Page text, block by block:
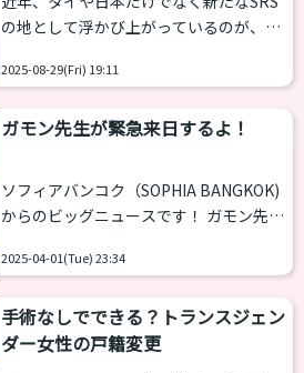
（https://aquabeauty.co.jp/）に病院ご
との違い、日本と海外の違いについて答
えていただきました。 乙女塾編集部（以
下略）ーー 現在、SRSを行っている病院
ー...
の地として浮かび上がっているのが、韓
っ張るのがカンドンソンシム（江東聖
大学病院としては初めて設立された
す。 こちらの病院では、ホルモン治療は
もとよりFFS、豊胸、声の手術、そして
いるのが最大の特徴です。 そこで広まっ
ている新しい考えが、キム・ギョリ（김
결희）教授が考えたSRS（性別適合手...
2025-08-29(Fri) 19:11
ガモン先生が緊急来日するよ！
ソフィアバンコク（SOPHIA BANGKOK)
からのビッグニュースです！ ガモン先生
日（日）に東京・白金にあるクリニック
す。 ソフィアバンコク様より 「手術の時
期は未定でも問題ありません！SRSや
2025-04-01(Tue) 23:34
手術なしでできる？トランスジェン
ダー女性の戸籍変更